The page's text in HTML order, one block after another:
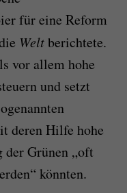
für eine Reform
Weltberichtete.
vor allem hohe
und setzt
deren Hilfe hohe
der Grünen „oft
könnten.